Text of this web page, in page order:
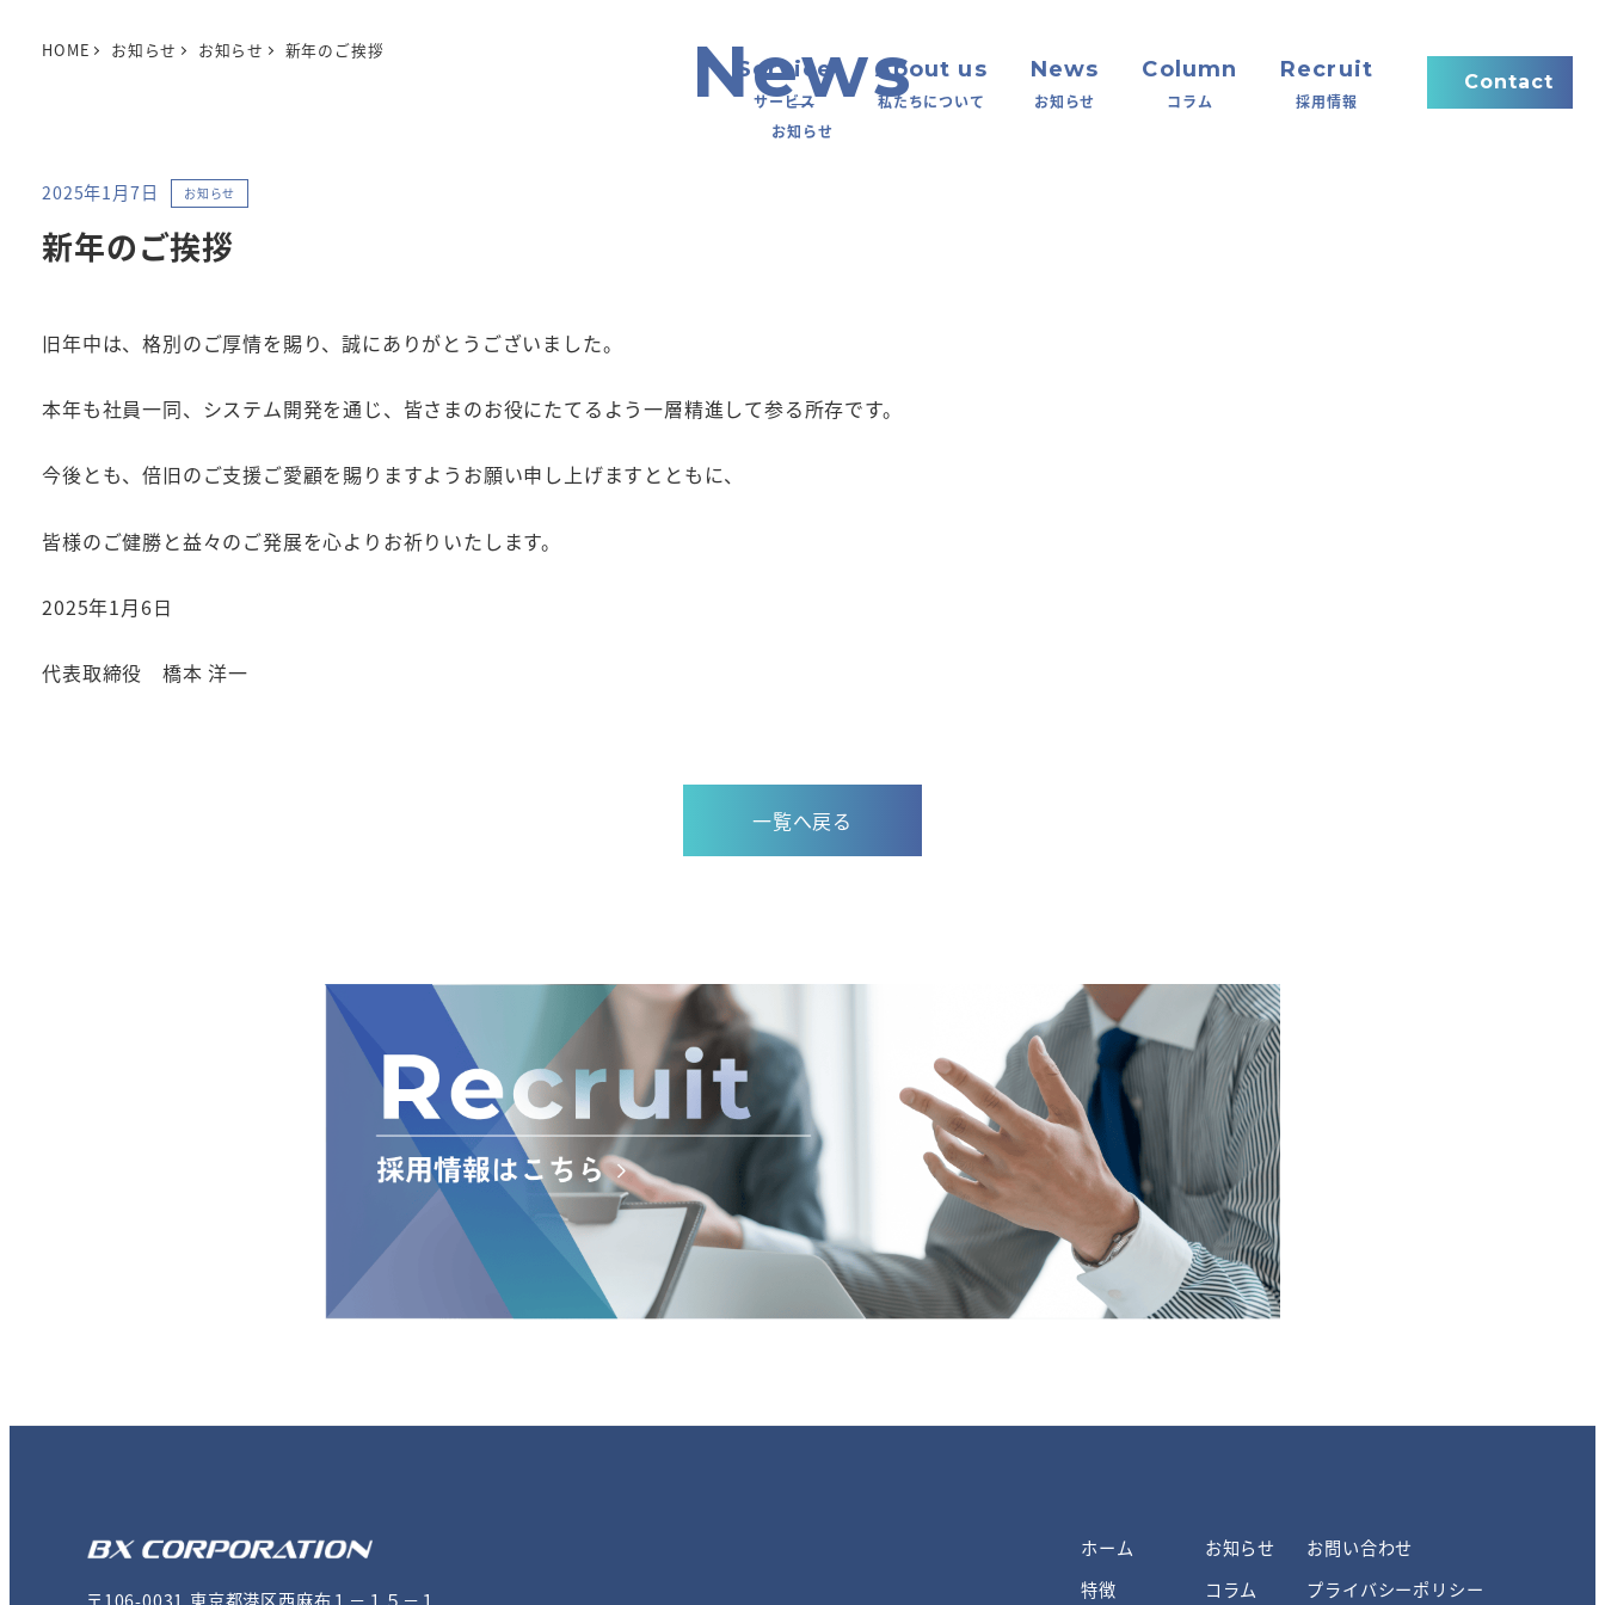
Service
サービス
About us
私たちについて
News
お知らせ
Column
コラム
Recruit
採用情報
Contact
HOME お知らせ お知らせ 新年のご挨拶
新年のご挨拶
投稿日
2025年1月7日 カテゴリー
お知らせ
お知らせ
旧年中は、格別のご厚情を賜り、誠にありがとうございました。
本年も社員一同、システム開発を通じ、皆さまのお役にたてるよう一層精進して参る所存です。
今後とも、倍旧のご支援ご愛顧を賜りますようお願い申し上げますとともに、
皆様のご健勝と益々のご発展を心よりお祈りいたします。
2025年1月6日
代表取締役 橋本 洋一
一覧へ戻る
ホーム
特徴
お知らせ
コラム
お問い合わせ
プライバシーポリシー